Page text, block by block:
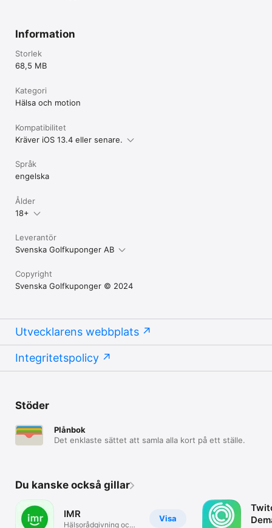
Information
Storlek
68,5 MB
Kategori
Hälsa och motion
Kompatibilitet
Kräver iOS 13.4 eller senare.
Språk
engelska
Ålder
18+
Leverantör
Svenska Golfkuponger AB
Copyright
Svenska Golfkuponger © 2024
Utvecklarens webbplats
Integritetspolicy
Stöder
Plånbok
Det enklaste sättet att samla alla kort på ett ställe.
Du kanske också gillar
Visa
IMR
Hälsorådgivning och